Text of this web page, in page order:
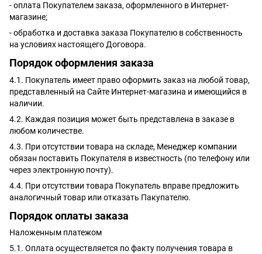
- оплата Покупателем заказа, оформленного в Интернет-
магазине;
- обработка и доставка заказа Покупателю в собственность
на условиях настоящего Договора.
Порядок оформления заказа
4.1. Покупатель имеет право оформить заказ на любой товар,
представленный на Сайте Интернет-магазина и имеющийся в
наличии.
4.2. Каждая позиция может быть представлена в заказе в
любом количестве.
4.3. При отсутствии товара на складе, Менеджер компании
обязан поставить Покупателя в известность (по телефону или
через электронную почту).
4.4. При отсутствии товара Покупатель вправе предложить
аналогичный товар или отказать Пакупателю.
Порядок оплаты заказа
Наложенным платежом
5.1. Оплата осуществляется по факту получения товара в